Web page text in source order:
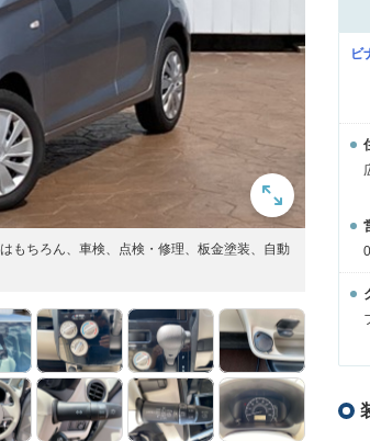
もちろん、車検、点検・修理、板金塗装、自動
ビ